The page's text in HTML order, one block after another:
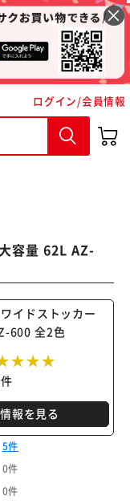
ログイン/会員情報
容量 62L AZ-
イドストッカー
600 全2色
報を見る
5件
0件
0件